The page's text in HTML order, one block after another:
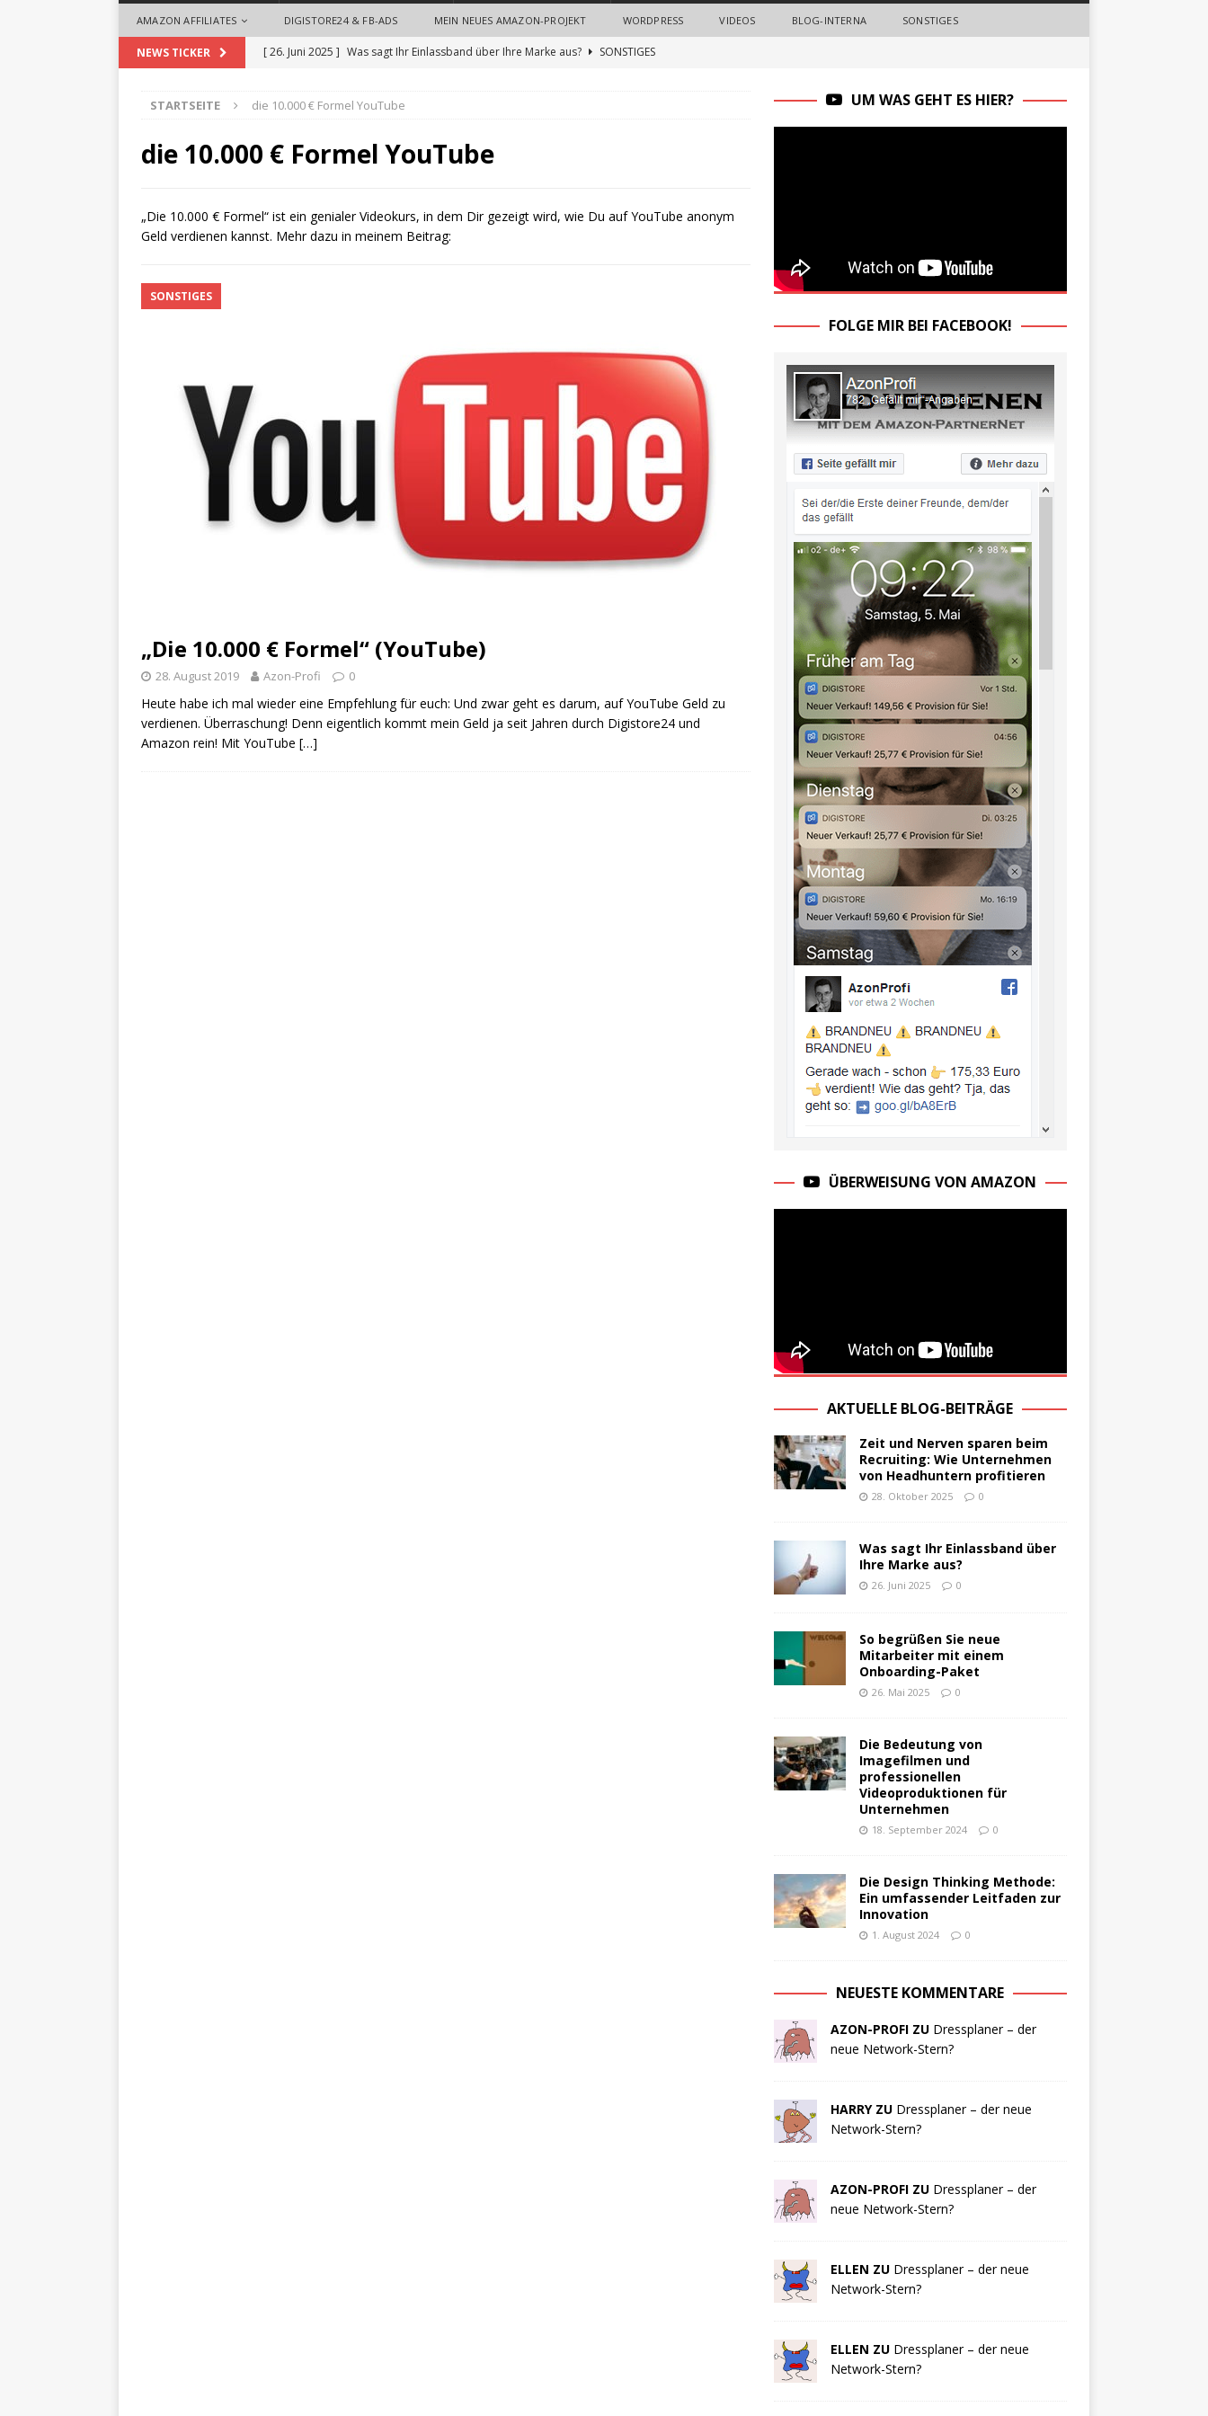
AMAZON AFFILIATES DIGISTORE24 & FB-ADS MEIN NEUES AMAZON-PROJEKT WORDPRESS VIDEOS BLOG-INTERNA SONSTIGES
NEWS TICKER [ 26. Juni 2025 ] Was sagt Ihr Einlassband über Ihre Marke aus?
SONSTIGES
ALLGEMEIN
[ 18. September 2024 ] Die Bedeutung von Imagefilmen und professionellen
ALLGEMEIN
STARTSEITE die 10.000 € Formel YouTube
die 10.000 € Formel YouTube
„Die 10.000 € Formel“ ist ein genialer Videokurs, in dem Dir gezeigt wird, wie Du auf YouTube anonym
Geld verdienen kannst. Mehr dazu in meinem Beitrag:
SONSTIGES
„Die 10.000 € Formel“ (YouTube)
28. August 2019 Azon-Profi 0
Heute habe ich mal wieder eine Empfehlung für euch: Und zwar geht es darum, auf YouTube Geld zu
verdienen. Überraschung! Denn eigentlich kommt mein Geld ja seit Jahren durch Digistore24 und
Amazon rein! Mit YouTube […]
UM WAS GEHT ES HIER?
FOLGE MIR BEI FACEBOOK!
ÜBERWEISUNG VON AMAZON
AKTUELLE BLOG-BEITRÄGE
Zeit und Nerven sparen beim
Recruiting: Wie Unternehmen
von Headhuntern profitieren
28. Oktober 2025 0
Was sagt Ihr Einlassband über
Ihre Marke aus?
26. Juni 2025 0
So begrüßen Sie neue
Mitarbeiter mit einem
Onboarding-Paket
26. Mai 2025 0
Die Bedeutung von
Imagefilmen und
professionellen
Videoproduktionen für
Unternehmen
18. September 2024 0
Die Design Thinking Methode:
Ein umfassender Leitfaden zur
Innovation
1. August 2024 0
NEUESTE KOMMENTARE
AZON-PROFI ZU Dressplaner – der
neue Network-Stern?
HARRY ZU Dressplaner – der neue
Network-Stern?
AZON-PROFI ZU Dressplaner – der
neue Network-Stern?
ELLEN ZU Dressplaner – der neue
Network-Stern?
ELLEN ZU Dressplaner – der neue
Network-Stern?